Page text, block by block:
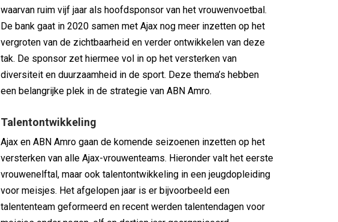
waarvan ruim vijf jaar als hoofdsponsor van het vrouwenvoetbal.
De bank gaat in 2020 samen met Ajax nog meer inzetten op het
vergroten van de zichtbaarheid en verder ontwikkelen van deze
tak. De sponsor zet hiermee vol in op het versterken van
diversiteit en duurzaamheid in de sport. Deze thema’s hebben
een belangrijke plek in de strategie van ABN Amro.
Talentontwikkeling
Ajax en ABN Amro gaan de komende seizoenen inzetten op het
versterken van alle Ajax-vrouwenteams. Hieronder valt het eerste
vrouwenelftal, maar ook talentontwikkeling in een jeugdopleiding
voor meisjes. Het afgelopen jaar is er bijvoorbeeld een
talententeam geformeerd en recent werden talentendagen voor